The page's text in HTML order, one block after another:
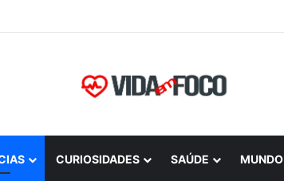
CURIOSIDADES SAÚDE MUNDO